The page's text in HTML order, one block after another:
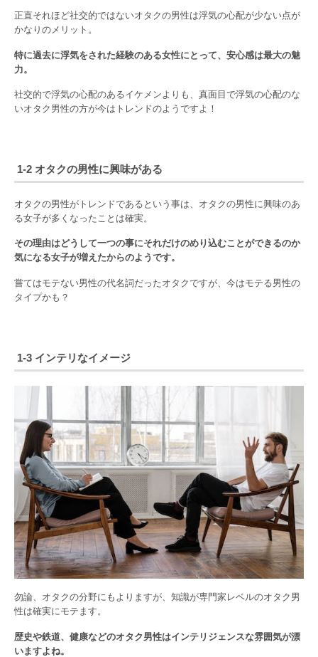
正直それほど社交的ではないオタクの男性は浮気の心配が少ない点が
かなりのメリット。
特に過去に浮気をされた経験のある女性にとって、安心感は最大の魅
力。
社交的で浮気の心配のあるイケメンよりも、真面目で浮気の心配のな
いオタク男性の方が今はトレンドのようですよ！
1-2 オタクの男性に興味がある
オタクの男性がトレンドであるという事は、オタクの男性に興味のあ
る女子が多くなったことは確実。
その理由はどうして一つの事にそれだけのめり込むことができるのか
気になる女子が増えたからのようです。
嘗てはモテない男性の代名詞だったオタクですが、今はモテる男性の
タイプかも？
1-3 インテリなイメージ
勿論、オタクの分野にもよりますが、知識が専門家レベルのオタク男
性は確実にモテます。
歴史や鉄道、健康などのオタク男性はインテリジェンスな雰囲気が漂
いますよね。